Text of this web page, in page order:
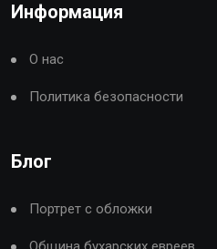
Информация
О нас
Политика безопасности
Блог
Портрет с обложки